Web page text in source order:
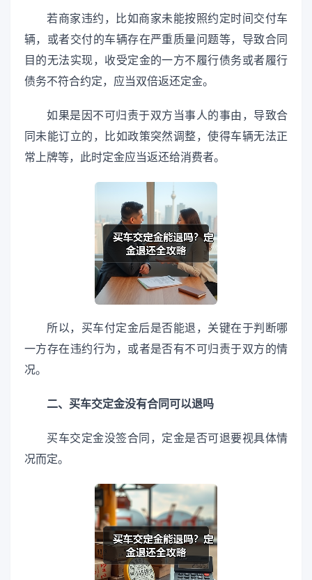
若商家违约，比如商家未能按照约定时间交付车
辆，或者交付的车辆存在严重质量问题等，导致合同
目的无法实现，收受定金的一方不履行债务或者履行
债务不符合约定，应当双倍返还定金。
如果是因不可归责于双方当事人的事由，导致合
同未能订立的，比如政策突然调整，使得车辆无法正
常上牌等，此时定金应当返还给消费者。
所以，买车付定金后是否能退，关键在于判断哪
一方存在违约行为，或者是否有不可归责于双方的情
况。
二、买车交定金没有合同可以退吗
买车交定金没签合同，定金是否可退要视具体情
况而定。